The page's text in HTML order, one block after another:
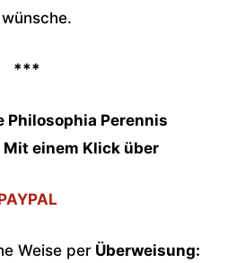
***
Philosophia Perennis
einem Klick über
Weise perÜberweisung: